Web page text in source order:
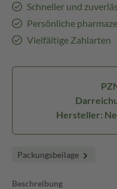
Schneller und
Persönliche
Vielfältige Zahlarten
Hersteller:
Packungsbeilage
Beschreibung